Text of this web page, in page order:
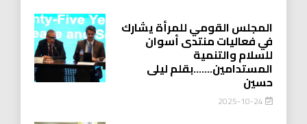
المجلس القومي للمرأة يشارك
في فعاليات منتدى أسوان
للسلام والتنمية
المستدامين…….بقلم ليلى
حسين
2025-10-24